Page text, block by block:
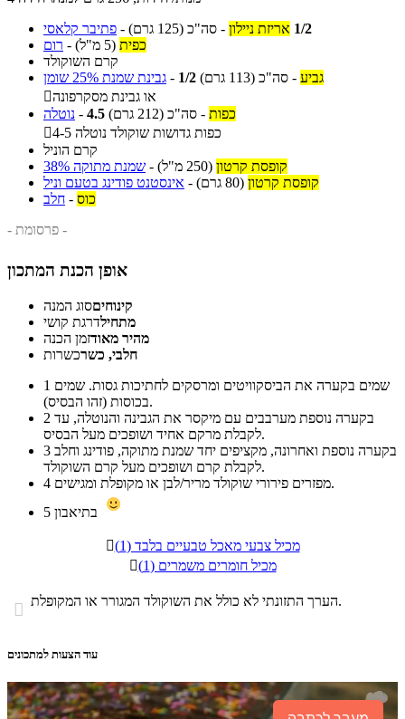
פתיבר קלאסי - 1/2 אריזת ניילון - סה"כ (125 גרם)
רום - כפית (5 מ"ל)
קרם השוקולד
גבינת שמנת 25% שומן - 1/2 גביע - סה"כ (113 גרם)
או גבינת מסקרפונה
נוטלה - 4.5 כפות - סה"כ (212 גרם)

4-5 כפות גדושות שוקולד נוטלה
קרם הוניל
שמנת מתוקה 38% - קופסת קרטון (250 מ"ל)
אינסטנט פודינג בטעם וניל - קופסת קרטון (80 גרם)
חלב - כוס
- פרסומת -
אופן הכנת המתכון
קינוחיםסוג המנה
מתחילדרגת קושי
מהיר מאודזמן הכנה
חלבי, כשרכשרות
1
בכוסות (זהו הבסיס).
2
לקבלת מרקם אחיד ושופכים מעל הבסיס.
3
לקבלת קרם ושופכים מעל קרם השוקולד.
4
מפזרים פירורי שוקולד מריר/לבן או מקופלת ומגישים.
5

מכיל צבעי מאכל טבעיים בלבד (1)

מכיל חומרים משמרים (1)
 הערך התזונתי לא כולל את השוקולד המגורר או המקופלת.
עוד הצעות למתכונים